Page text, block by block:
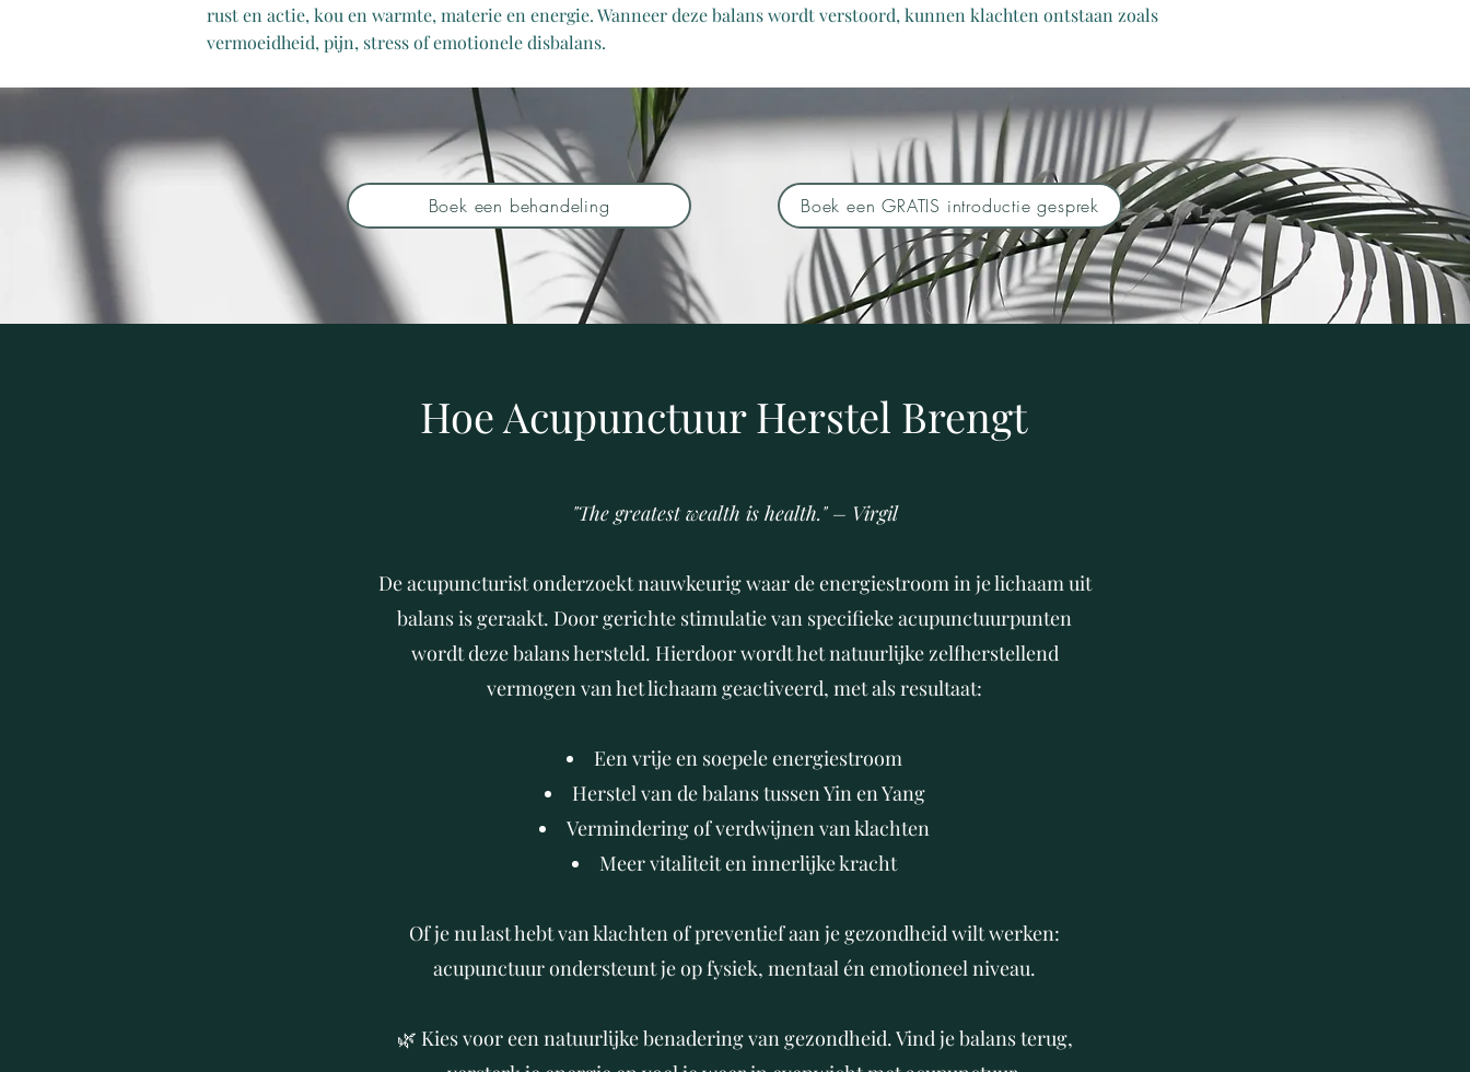
rust en actie, kou en warmte, materie en energie. Wanneer deze balans wordt verstoord, kunnen klachten ontstaan zoals
vermoeidheid, pijn, stress of emotionele disbalans.
Boek een behandeling Boek een GRATIS introductie gesprek
Hoe Acupunctuur Herstel Brengt
"The greatest wealth is health." – Virgil
​De acupuncturist onderzoekt nauwkeurig waar de energiestroom in je lichaam uit
balans is geraakt. Door gerichte stimulatie van specifieke acupunctuurpunten
wordt deze balans hersteld. Hierdoor wordt het natuurlijke zelfherstellend
vermogen van het lichaam geactiveerd, met als resultaat:
Een vrije en soepele energiestroom
Herstel van de balans tussen Yin en Yang
Vermindering of verdwijnen van klachten
Meer vitaliteit en innerlijke kracht
Of je nu last hebt van klachten of preventief aan je gezondheid wilt werken:
acupunctuur ondersteunt je op fysiek, mentaal én emotioneel niveau.
🌿 Kies voor een natuurlijke benadering van gezondheid. Vind je balans terug,